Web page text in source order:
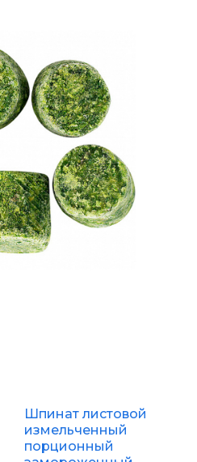
Шпинат листовой
измельченный
порционный